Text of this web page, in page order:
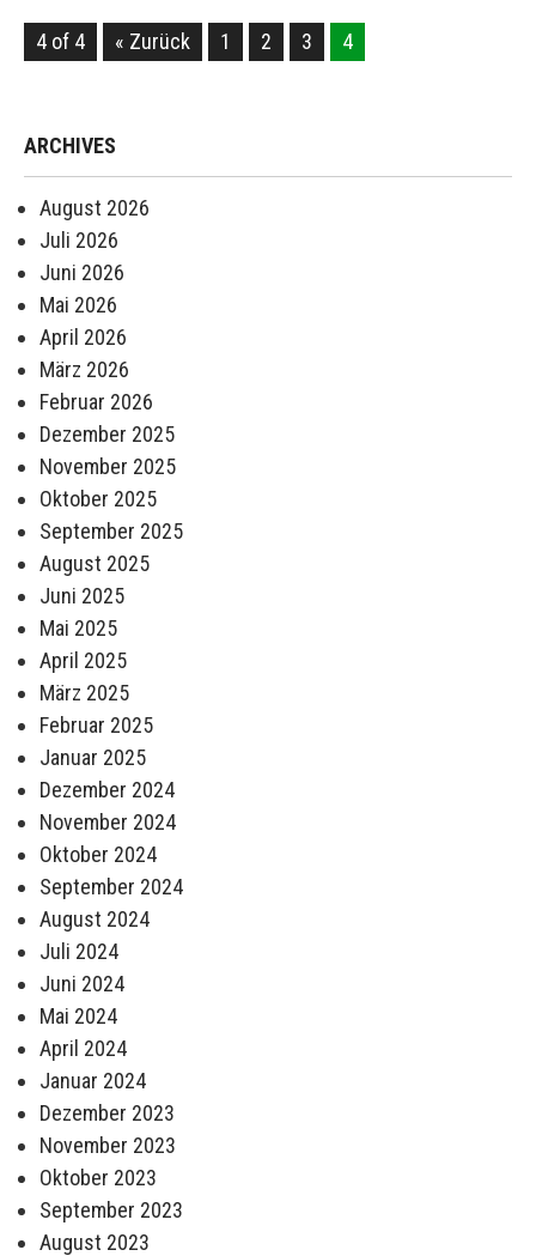
4 of 4 « Zurück 1 2 3 4
ARCHIVES
August 2026
Juli 2026
Juni 2026
Mai 2026
April 2026
März 2026
Februar 2026
Dezember 2025
November 2025
Oktober 2025
September 2025
August 2025
Juni 2025
Mai 2025
April 2025
März 2025
Februar 2025
Januar 2025
Dezember 2024
November 2024
Oktober 2024
September 2024
August 2024
Juli 2024
Juni 2024
Mai 2024
April 2024
Januar 2024
Dezember 2023
November 2023
Oktober 2023
September 2023
August 2023